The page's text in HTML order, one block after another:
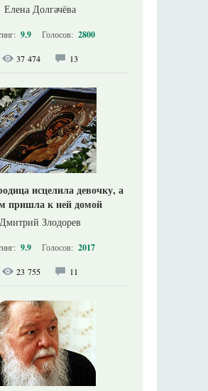
Елена Долгачёва
9.9 Голосов: 2800
37 474 13
исцелила девочку, а
пришла к ней домой
Дмитрий Злодорев
9.9 Голосов: 2017
23 755 11